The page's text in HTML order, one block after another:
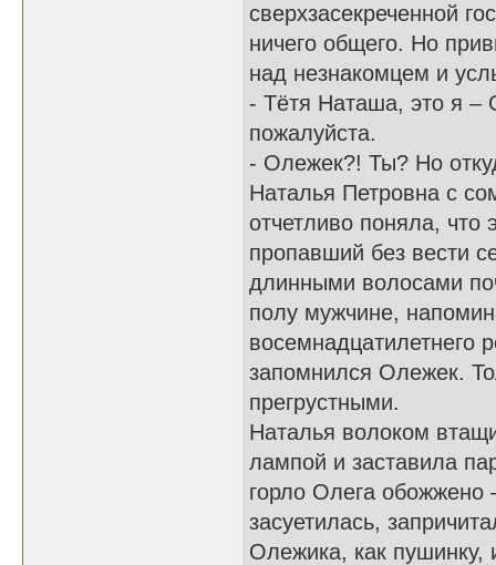
сверхзасекреченной
ничего общего. Но
над незнакомцем и
- Тётя Наташа, это я
пожалуйста.
- Олежек?! Ты? Но
Наталья Петровна с
отчетливо поняла, что
пропавший без вести
длинными волосами
полу мужчине,
восемнадцатилетнего
запомнился Олежек.
прегрустными.
Наталья волоком
лампой и заставила
горло Олега обожжено
засуетилась,
Олежика, как пушинку,